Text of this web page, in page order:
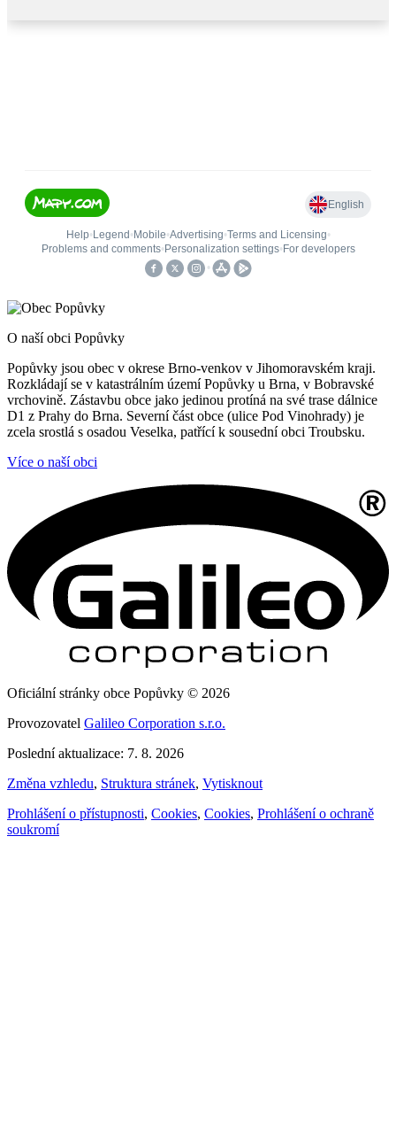
O naší obci Popůvky
Popůvky jsou obec v okrese Brno-venkov v Jihomoravském kraji.
Rozkládají se v katastrálním území Popůvky u Brna, v Bobravské
vrchovině. Zástavbu obce jako jedinou protíná na své trase dálnice
D1 z Prahy do Brna. Severní část obce (ulice Pod Vinohrady) je
zcela srostlá s osadou Veselka, patřící k sousední obci Troubsku.
Více o naší obci
Oficiální stránky obce Popůvky © 2026
Provozovatel Galileo Corporation s.r.o.
Poslední aktualizace: 7. 8. 2026
Změna vzhledu, Struktura stránek, Vytisknout
Prohlášení o přístupnosti, Cookies, Cookies, Prohlášení o ochraně
soukromí